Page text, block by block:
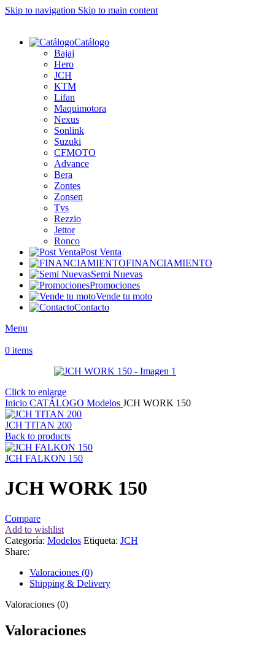
Skip to navigation Skip to main content
Catálogo
Bajaj
Hero
JCH
KTM
Lifan
Maquimotora
Nexus
Sonlink
Suzuki
CFMOTO
Advance
Bera
Zontes
Zonsen
Tvs
Rezzio
Jettor
Ronco
Post Venta
FINANCIAMIENTO
Semi Nuevas
Promociones
Vende tu moto
Contacto
Menu
0 items
Click to enlarge
Inicio CATÁLOGO Modelos JCH WORK 150
JCH TITAN 200
Back to products
JCH FALKON 150
JCH WORK 150
Compare
Add to wishlist
Categoría: Modelos Etiqueta: JCH
Share:
Valoraciones (0)
Shipping & Delivery
Valoraciones (0)
Valoraciones